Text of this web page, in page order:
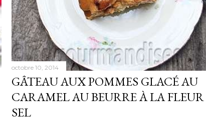
octobre 10, 2014
GÂTEAU AUX POMMES GLACÉ AU
CARAMEL AU BEURRE À LA
SEL